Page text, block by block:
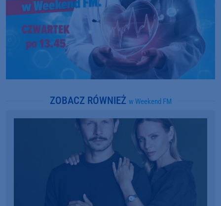
ZOBACZ RÓWNIEŻ w Weekend FM